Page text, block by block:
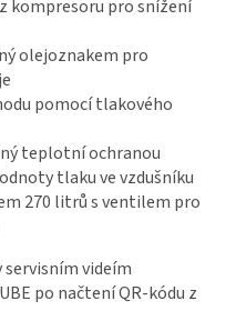
kompresoru pro snížení
olejoznakem pro
pomocí tlakového
teplotní ochranou
tlaku ve vzdušníku
270 litrů s ventilem pro
servisním videím
po načtení QR-kódu z